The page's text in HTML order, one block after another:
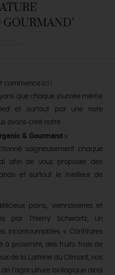
GOURMAND"
commence ici !
que chaque journée mérite
et surtout par une note
avons créé notre
& Gourmand ».
soigneusement chaque
afin de vous proposer des
et surtout le meilleur de
pains, viennoiseries et
par Thierry Schwartz, un
incontournables « Confitures
à proximité, des fruits frais de
de la Laiterie du Climont, nos
l’agriculture biologique ainsi